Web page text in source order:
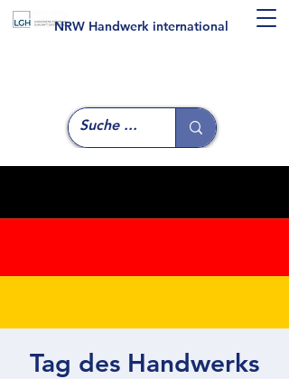
NRW Handwerk international
Tag des Handwerks